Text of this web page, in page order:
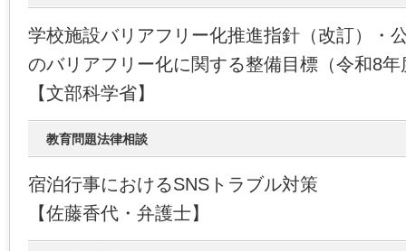
学校施設バリアフリー化推進指針（改訂）・
のバリアフリー化に関する整備目標（令和8
【文部科学省】
教育問題法律相談
宿泊行事におけるSNSトラブル対策
【佐藤香代・弁護士】